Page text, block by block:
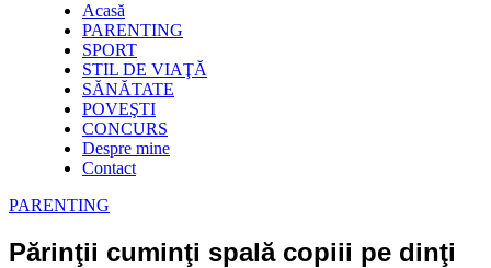
Acasă
PARENTING
SPORT
STIL DE VIAŢĂ
SĂNĂTATE
POVEŞTI
CONCURS
Despre mine
Contact
PARENTING
Părinţii cuminţi spală copiii pe dinţi